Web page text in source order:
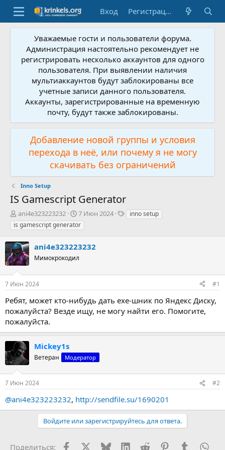
Вход Регистрация
Уважаемые гости и пользователи форума.
Администрация настоятельно рекомендует не
регистрировать несколько аккаунтов для одного
пользователя. При выявлении наличия
мультиаккаунтов будут заблокированы все
учетные записи данного пользователя.
Аккаунты, зарегистрированные на временную
почту, будут также заблокированы.
Добавление новой группы и условия
перехода в неё, или почему я не могу
скачивать без ограничений
Inno Setup
IS Gamescript Generator
А
в
т
о
р
т
е
м
ы
ani4e323223232
Д
а
т
н
а
а
7 Июн 2024
Тinno setup
is gamescript generator
ani4e323223232
Мимокрокодил
7 Июн 2024 #1
Ребят, может кто-нибудь дать exe-шник по Яндекс Диску,
пожалуйста? Везде ищу, не могу найти его. Помогите,
пожалуйста.
Mickey1s
Ветеран Модератор
7 Июн 2024 #2
@ani4e323223232, http://sendfile.su/1690201
Войдите или зарегистрируйтесь для ответа.
Поделиться: FacebookX (Twitter)
BlueskyLinkedInReddit PinterestTumblr